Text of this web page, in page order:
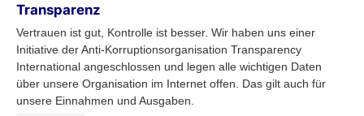
Transparenz
Vertrauen ist gut, Kontrolle ist besser. Wir haben uns einer
Initiative der Anti-Korruptionsorganisation Transparency
International angeschlossen und legen alle wichtigen Daten
über unsere Organisation im Internet offen. Das gilt auch für
unsere Einnahmen und Ausgaben.